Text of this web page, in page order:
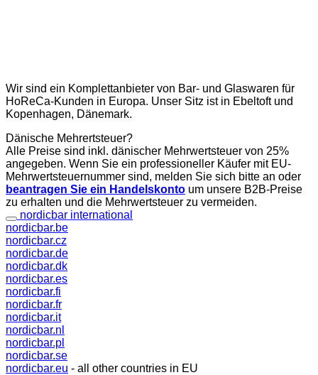
Wir sind ein Komplettanbieter von Bar- und Glaswaren für
HoReCa-Kunden in Europa. Unser Sitz ist in Ebeltoft und
Kopenhagen, Dänemark.
Dänische Mehrertsteuer?
Alle Preise sind inkl. dänischer Mehrwertsteuer von 25%
angegeben. Wenn Sie ein professioneller Käufer mit EU-
Mehrwertsteuernummer sind, melden Sie sich bitte an oder
beantragen Sie ein Handelskonto um unsere B2B-Preise
zu erhalten und die Mehrwertsteuer zu vermeiden.
nordicbar international
nordicbar.be
nordicbar.cz
nordicbar.de
nordicbar.dk
nordicbar.es
nordicbar.fi
nordicbar.fr
nordicbar.it
nordicbar.nl
nordicbar.pl
nordicbar.se
nordicbar.eu - all other countries in EU